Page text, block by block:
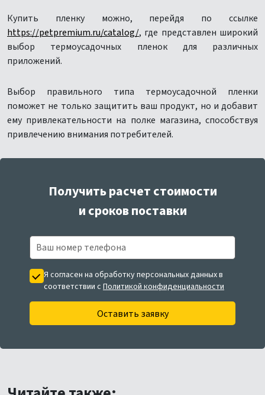
Купить пленку можно, перейдя по ссылке
https://petpremium.ru/catalog/, где представлен широкий
выбор термоусадочных пленок для различных
приложений.
Выбор правильного типа термоусадочной пленки
поможет не только защитить ваш продукт, но и добавит
ему привлекательности на полке магазина, способствуя
привлечению внимания потребителей.
Получить расчет стоимости
и сроков поставки
Я согласен на обработку персональных данных в
соответствии с Политикой конфиденциальности
Оставить заявку